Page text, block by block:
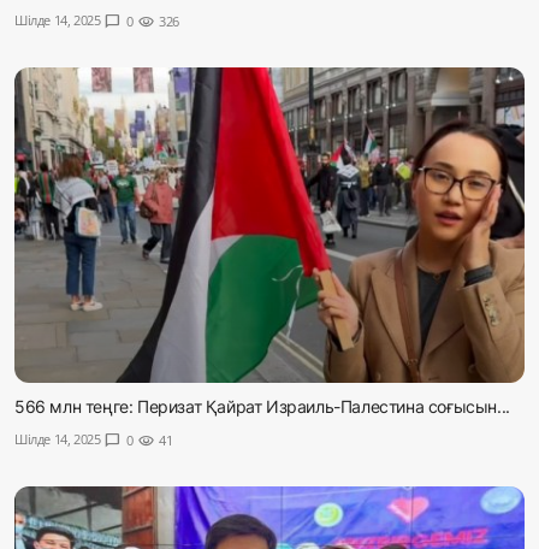
Шілде 14, 2025 chat_bubble 0 visibility 326
566 млн теңге: Перизат Қайрат Израиль-Палестина соғысын...
Шілде 14, 2025 chat_bubble 0 visibility 41